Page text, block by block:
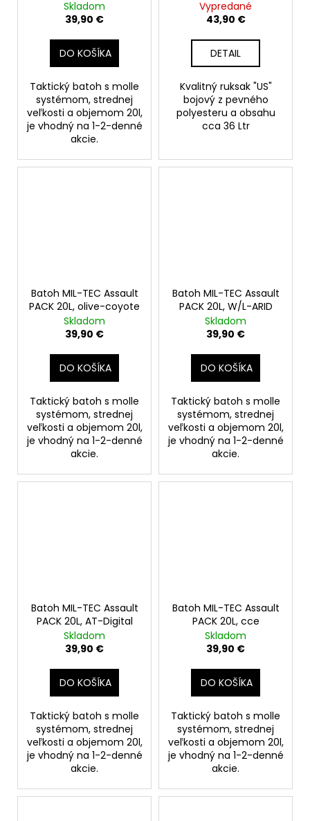
Skladom
39,90 €
DO KOŠÍKA
Taktický batoh s molle
systémom, strednej
veľkosti a objemom 20l,
je vhodný na 1-2-denné
akcie.
Vypredané
43,90 €
DETAIL
Kvalitný ruksak "US"
bojový z pevného
polyesteru a obsahu
cca 36 Ltr
Batoh MIL-TEC Assault
PACK 20L, olive-coyote
Skladom
39,90 €
DO KOŠÍKA
Taktický batoh s molle
systémom, strednej
veľkosti a objemom 20l,
je vhodný na 1-2-denné
akcie.
Batoh MIL-TEC Assault
PACK 20L, W/L-ARID
Skladom
39,90 €
DO KOŠÍKA
Taktický batoh s molle
systémom, strednej
veľkosti a objemom 20l,
je vhodný na 1-2-denné
akcie.
Batoh MIL-TEC Assault
PACK 20L, AT-Digital
Skladom
39,90 €
DO KOŠÍKA
Taktický batoh s molle
systémom, strednej
veľkosti a objemom 20l,
je vhodný na 1-2-denné
akcie.
Batoh MIL-TEC Assault
PACK 20L, cce
Skladom
39,90 €
DO KOŠÍKA
Taktický batoh s molle
systémom, strednej
veľkosti a objemom 20l,
je vhodný na 1-2-denné
akcie.